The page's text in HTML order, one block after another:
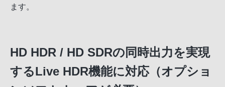
ます。
HD HDR / HD SDRの同時出力を実現
するLive HDR機能に対応（オプショ